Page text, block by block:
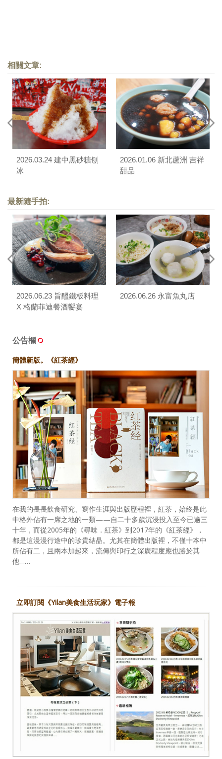
相關文章:
2026.03.24 建中黑砂糖刨
冰
2026.01.06 新北蘆洲 吉祥
甜品
最新隨手拍:
2026.06.23 旨醞鐵板料理
X 格蘭菲迪餐酒饗宴
2026.06.26 永富魚丸店
公告欄
簡體新版。《紅茶經》
在我的長長飲食研究、寫作生涯與出版歷程裡，紅茶，始終是此
中格外佔有一席之地的一類——自二十多歲沉浸投入至今已逾三
十年，而從2005年的《尋味．紅茶》到2017年的《紅茶經》，
都是這漫漫行途中的珍貴結晶。尤其在簡體出版裡，不僅十本中
所佔有二，且兩本加起來，流傳與印行之深廣程度應也勝於其
他……
立即訂閱《Yilan美食生活玩家》電子報